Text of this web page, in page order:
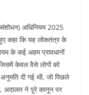
अधिनियम 2025
कहा कि यह लोकतंत्र के
के कई अहम प्रावधानों
केवल वैसे लोगों को
दी गई थी, जो पिछले
अदालत ने पूरे कानून पर